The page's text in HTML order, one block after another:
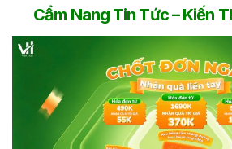
Cẩm Nang Tin Tức – Kiến